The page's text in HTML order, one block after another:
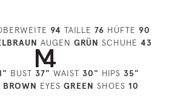
94 TAILLE 76 HÜFTE 90
AUGEN GRÜN SCHUHE 43
BUST 37" WAIST 30" HIPS 35"
BROWN EYES GREEN SHOES 10